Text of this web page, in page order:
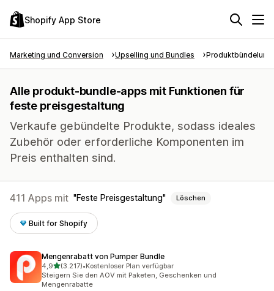
Shopify App Store
Marketing und Conversion Upselling und Bundles Produktbündelung
Alle produkt-bundle-apps mit Funktionen für
feste preisgestaltung
Verkaufe gebündelte Produkte, sodass ideales
Zubehör oder erforderliche Komponenten im
Preis enthalten sind.
411 Apps mit Feste Preisgestaltung Löschen
Built for Shopify
Mengenrabatt von Pumper Bundle
4,9von 5 Sternen
(3.217)
3217 Rezensionen insgesamt
•Kostenloser Plan verfügbar
Steigern Sie den AOV mit Paketen, Geschenken und
Mengenrabatte